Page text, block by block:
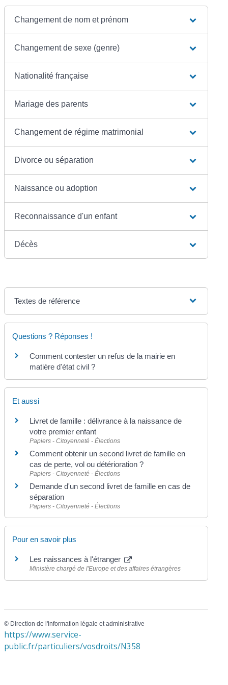
Changement de nom et prénom
Changement de sexe (genre)
Nationalité française
Mariage des parents
Changement de régime matrimonial
Divorce ou séparation
Naissance ou adoption
Reconnaissance d'un enfant
Décès
Textes de référence
Questions ? Réponses !
Comment contester un refus de la mairie en
matière d'état civil ?
Et aussi
Livret de famille : délivrance à la naissance de
votre premier enfant
Papiers - Citoyenneté - Élections
Comment obtenir un second livret de famille en
cas de perte, vol ou détérioration ?
Papiers - Citoyenneté - Élections
Demande d'un second livret de famille en cas de
séparation
Papiers - Citoyenneté - Élections
Pour en savoir plus
Les naissances à l'étranger
Ministère chargé de l'Europe et des affaires étrangères
© Direction de l'information légale et administrative
https://www.service-
public.fr/particuliers/vosdroits/N358